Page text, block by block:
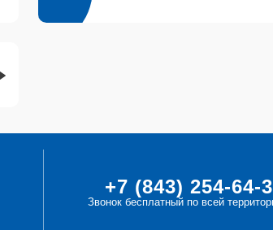
+7 (843) 254-64-
Звонок бесплатный по всей